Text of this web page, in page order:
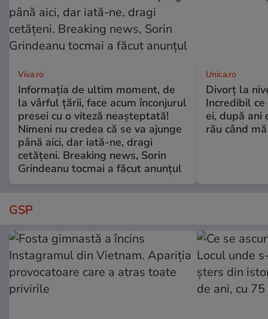
Viva.ro
Informația de ultim moment, de
la vârful țării, face acum înconjurul
presei cu o viteză neașteptată!
Nimeni nu credea că se va ajunge
până aici, dar iată-ne, dragi
cetățeni. Breaking news, Sorin
Grindeanu tocmai a făcut anunțul
Unica.ro
Divorț la
Incredibil
ei, după ani
rău când
GSP